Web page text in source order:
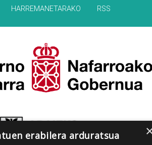
HARREMANETARAKO RSS
erabilera arduratsua